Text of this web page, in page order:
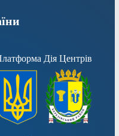
Дія Центрів